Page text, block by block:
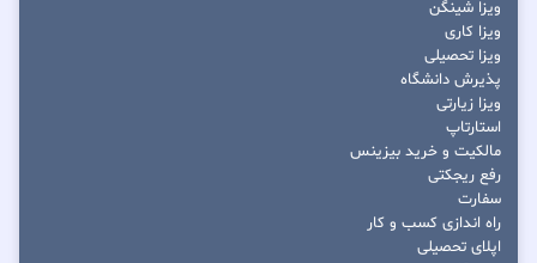
ویزا شینگن
ویزا کاری
ویزا تحصیلی
پذیرش دانشگاه
ویزا زیارتی
استارتاپ
مالکیت و خرید بیزینس
رفع ریجکتی
سفارت
راه اندازی کسب و کار
اپلای تحصیلی